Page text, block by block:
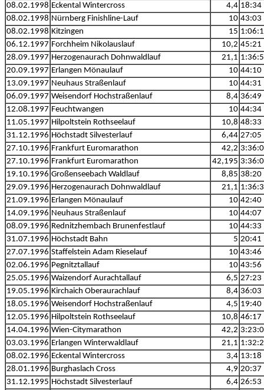
08.02.1998 Eckental Wintercross 4,4 18:34
08.02.1998 Nürnberg Finishline-Lauf 10 43:03
08.02.1998 Kitzingen 15
06.12.1997 Forchheim Nikolauslauf 10,2 45:21
28.09.1997 Herzogenaurach Dohnwaldlauf 21,1
20.09.1997 Erlangen Mönaulauf 10 44:10
13.09.1997 Neuhaus Straßenlauf 10 44:31
06.09.1997 Weisendorf Hochstraßenlauf 8,4 36:49
12.08.1997 Feuchtwangen 10 44:34
11.05.1997 Hilpoltstein Rothseelauf 10,8 48:33
31.12.1996 Höchstadt Silvesterlauf 6,44 27:05
27.10.1996 Frankfurt Euromarathon 42,2
27.10.1996 Frankfurt Euromarathon 42,195
19.10.1996 Großenseebach Waldlauf 8,85 38:20
29.09.1996 Herzogenaurach Dohnwaldlauf 21,1
21.09.1996 Erlangen Mönaulauf 10 42:40
14.09.1996 Neuhaus Straßenlauf 10 44:07
08.09.1996 Rednitzhembach Brunenfestlauf 10 44:33
31.07.1996 Höchstadt Bahn 5 20:41
27.07.1996 Staffelstein Adam Rieselauf 10 43:46
02.06.1996 Pegnitztallauf 10 43:56
25.05.1996 Waizendorf Aurachtallauf 6,5 27:23
19.05.1996 Kirchaich Oberaurachlauf 8,4 36:03
18.05.1996 Weisendorf Hochstraßenlauf 4,5 19:40
12.05.1996 Hilpoltstein Rothseelauf 10,8 46:17
14.04.1996 Wien-Citymarathon 42,2
03.03.1996 Erlangen Winterwaldlauf 21,1
08.02.1996 Eckental Wintercross 3,4 13:18
28.01.1996 Burghaslach Cross 4,9 20:37
31.12.1995 Höchstadt Silvesterlauf 6,4 26:53